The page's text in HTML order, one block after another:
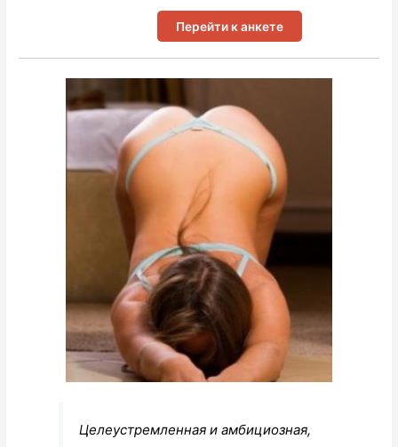
Перейти к анкете
Целеустремленная и амбициозная,